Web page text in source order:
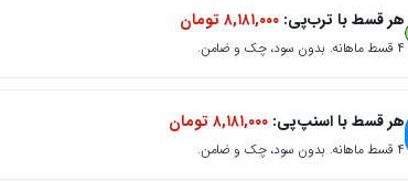
هر قسط با ترب‌پی: ۸,۱۸۱,۰۰۰ تومان
۴ قسط ماهانه. بدون سود، چک و ضامن.
هر قسط با اسنپ‌پی: ۸,۱۸۱,۰۰۰ تومان
۴ قسط ماهانه. بدون سود، چک و ضامن.